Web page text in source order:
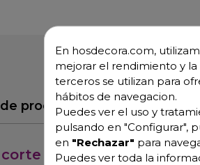
producto
con fibra
En hosdecora.com,
mejorar el rendimiento y la
terceros se utilizan para
hábitos de navegacion.
Puedes ver el uso y
pulsando en "Configurar",
en "Rechazar" para
Puedes ver toda la